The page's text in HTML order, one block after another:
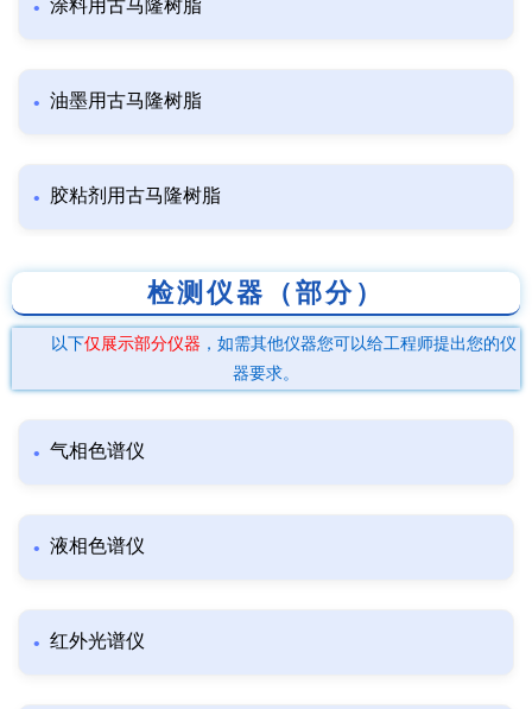
涂料用古马隆树脂
油墨用古马隆树脂
胶粘剂用古马隆树脂
检测仪器（部分）
以下仅展示部分仪器 ，如需其他仪器您可以给工程师提出您的仪
器要求。
气相色谱仪
液相色谱仪
红外光谱仪